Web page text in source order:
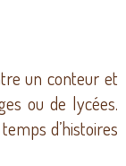
un conteur et
ou de lycées.
d’histoires